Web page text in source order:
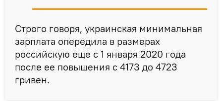
Строго говоря, украинская минимальная
зарплата опередила в размерах
российскую еще с 1 января 2020 года
после ее повышения с 4173 до 4723
гривен.